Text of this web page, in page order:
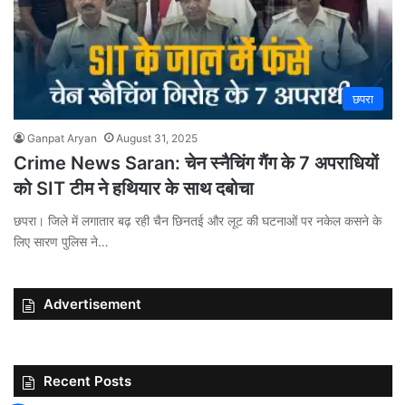
छपरा
Ganpat Aryan August 31, 2025
Crime News Saran: चेन स्नैचिंग गैंग के 7 अपराधियों
को SIT टीम ने हथियार के साथ दबोचा
छपरा। जिले में लगातार बढ़ रही चैन छिनतई और लूट की घटनाओं पर नकेल कसने के
लिए सारण पुलिस ने…
Advertisement
Recent Posts